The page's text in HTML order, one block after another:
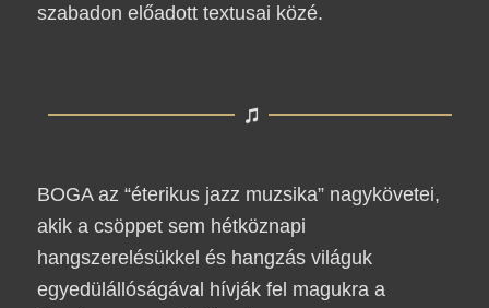
szabadon előadott textusai közé.
BOGA az “éterikus jazz muzsika” nagykövetei,
akik a csöppet sem hétköznapi
hangszerelésükkel és hangzás világuk
egyedülállóságával hívják fel magukra a